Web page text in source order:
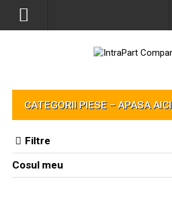
CATEGORII PIESE – APASA AICI
Filtre
Cosul meu